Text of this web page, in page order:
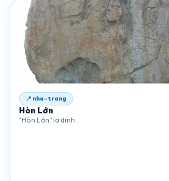
📍 nha-trang
Hòn Lớn
“Hòn Lớn” la dinh …